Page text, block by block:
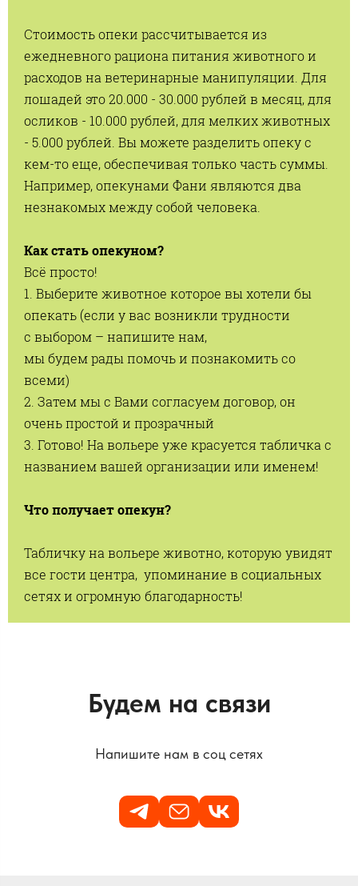
Стоимость опеки рассчитывается из
ежедневного рациона питания животного и
расходов на ветеринарные манипуляции. Для
лошадей это 20.000 - 30.000 рублей в месяц, для
осликов - 10.000 рублей, для мелких животных
- 5.000 рублей. Вы можете разделить опеку с
кем-то еще, обеспечивая только часть суммы.
Например, опекунами Фани являются два
незнакомых между собой человека.
Как стать опекуном?
Всё просто!
1. Выберите животное которое вы хотели бы
опекать (если у вас возникли трудности
с выбором – напишите нам,
мы будем рады помочь и познакомить со
всеми)
2. Затем мы с Вами согласуем договор, он
очень простой и прозрачный
3. Готово! На вольере уже красуется табличка с
названием вашей организации или именем!
Что получает опекун?
Табличку на вольере животно, которую увидят
все гости центра, упоминание в социальных
сетях и огромную благодарность!
Будем на связи
Напишите нам в соц сетях